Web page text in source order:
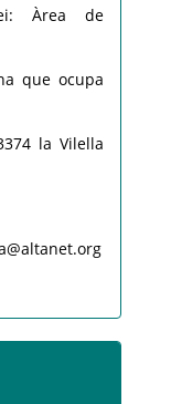
Àrea de
que ocupa
la Vilella